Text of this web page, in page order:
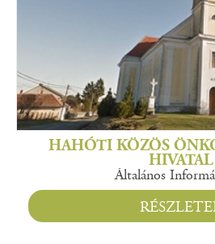
HAHÓTI KÖZÖS
HIVATAL
Általános